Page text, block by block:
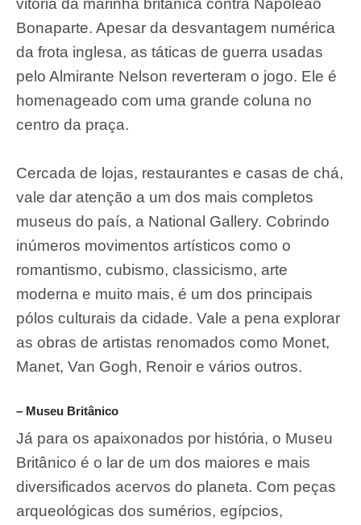
vitória da marinha britânica contra Napoleão
Bonaparte. Apesar da desvantagem numérica
da frota inglesa, as táticas de guerra usadas
pelo Almirante Nelson reverteram o jogo. Ele é
homenageado com uma grande coluna no
centro da praça.
Cercada de lojas, restaurantes e casas de chá,
vale dar atenção a um dos mais completos
museus do país, a National Gallery. Cobrindo
inúmeros movimentos artísticos como o
romantismo, cubismo, classicismo, arte
moderna e muito mais, é um dos principais
pólos culturais da cidade. Vale a pena explorar
as obras de artistas renomados como Monet,
Manet, Van Gogh, Renoir e vários outros.
– Museu Britânico
Já para os apaixonados por história, o Museu
Britânico é o lar de um dos maiores e mais
diversificados acervos do planeta. Com peças
arqueológicas dos sumérios, egípcios,